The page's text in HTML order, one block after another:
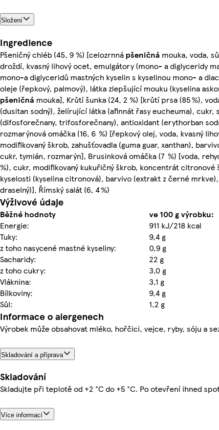
Složení
Ingredience
Pšeničný chléb (45, 9 %) [celozrnná pšeničná mouka, voda,
droždí, kvasný lihový ocet, emulgátory (mono- a diglyceridy
mono-a diglyceridů mastných kyselin s kyselinou mono- a
oleje (řepkový, palmový), látka zlepšující mouku (kyselina
pšeničná mouka], Krůtí šunka (24, 2 %) [krůtí prsa (85 %),
(dusitan sodný), želírující látka (afinnát řasy eucheuma), cukr,
(difosforečnany, trifosforečnany), antioxidant (erythorban
rozmarýnová omáčka (16, 6 %) [řepkový olej, voda, kvasný
modifikovaný škrob, zahušťovadla (guma guar, xanthan),
cukr, tymián, rozmarýn], Brusinková omáčka (7 %) [voda,
%), cukr, modifikovaný kukuřičný škrob, koncentrát citronové
kyselosti (kyselina citronová), barvivo (extrakt z černé
draselný)], Římský salát (6, 4 %)
Výživové údaje
Běžné hodnoty
ve 100 g výrobku:
Energie:
911 kJ/218 kcal
Tuky:
9,4 g
z toho nasycené mastné kyseliny:
0,9 g
Sacharidy:
22 g
z toho cukry:
3,0 g
Vláknina:
3,1 g
Bílkoviny:
9,4 g
Sůl:
1,2 g
Informace o alergenech
Výrobek může obsahovat mléko, hořčici, vejce, ryby, sóju a
Skladování a příprava
Skladování
Skladujte při teplotě od +2 °C do +5 °C. Po otevření ihned
Více informací